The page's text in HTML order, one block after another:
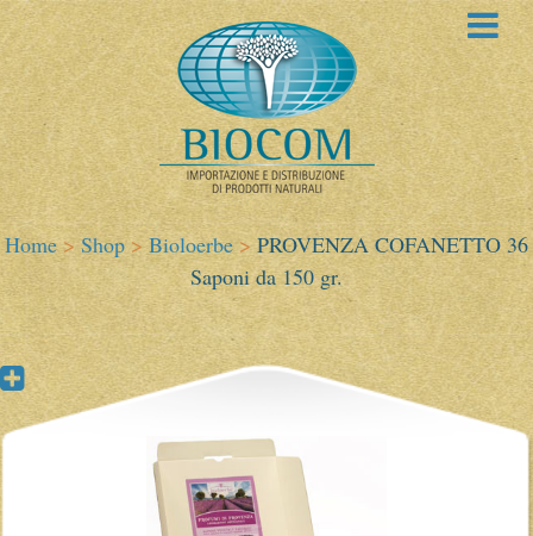
Home > Shop > Bioloerbe > PROVENZA COFANETTO 36
Saponi da 150 gr.